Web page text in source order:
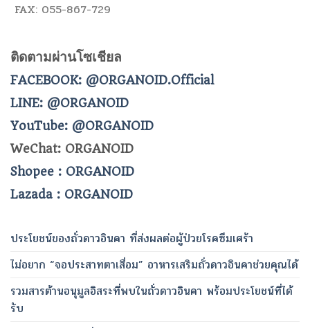
FAX: 055-867-729
ติดตามผ่านโซเชียล
FACEBOOK: @ORGANOID.Official
LINE: @ORGANOID
YouTube: @ORGANOID
WeChat: ORGANOID
Shopee : ORGANOID
Lazada : ORGANOID
ประโยชน์ของถั่วดาวอินคา ที่ส่งผลต่อผู้ป่วยโรคซึมเศร้า
ไม่อยาก “จอประสาทตาเสื่อม” อาหารเสริมถั่วดาวอินคาช่วยคุณได้
รวมสารต้านอนุมูลอิสระที่พบในถั่วดาวอินคา พร้อมประโยชน์ที่ได้
รับ